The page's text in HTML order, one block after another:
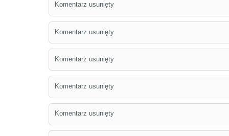
Komentarz usunięty
Komentarz usunięty
Komentarz usunięty
Komentarz usunięty
Komentarz usunięty